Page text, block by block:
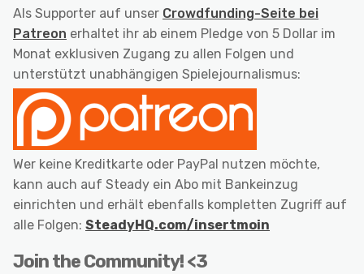
Als Supporter auf unser Crowdfunding-Seite bei
Patreon erhaltet ihr ab einem Pledge von 5 Dollar im
Monat exklusiven Zugang zu allen Folgen und
unterstützt unabhängigen Spielejournalismus:
Wer keine Kreditkarte oder PayPal nutzen möchte,
kann auch auf Steady ein Abo mit Bankeinzug
einrichten und erhält ebenfalls kompletten Zugriff auf
alle Folgen: SteadyHQ.com/insertmoin
Join the Community! <3